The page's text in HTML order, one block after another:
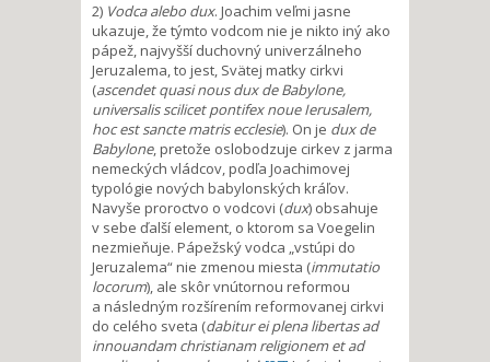
2) Vodca alebo dux. Joachim veľmi jasne
ukazuje, že týmto vodcom nie je nikto iný ako
pápež, najvyšší duchovný univerzálneho
Jeruzalema, to jest, Svätej matky cirkvi
(ascendet quasi nous dux de Babylone,
universalis scilicet pontifex noue Ierusalem,
hoc est sancte matris ecclesie). On je dux de
Babylone, pretože oslobodzuje cirkev z jarma
nemeckých vládcov, podľa Joachimovej
typológie nových babylonských kráľov.
Navyše proroctvo o vodcovi (dux) obsahuje
v sebe ďalší element, o ktorom sa Voegelin
nezmieňuje. Pápežský vodca „vstúpi do
Jeruzalema“ nie zmenou miesta (immutatio
locorum), ale skôr vnútornou reformou
a následným rozšírením reformovanej cirkvi
do celého sveta (dabitur ei plena libertas ad
innouandam christianam religionem et ad